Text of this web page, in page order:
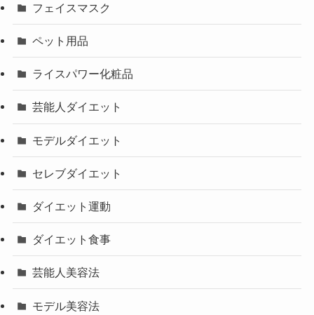
フェイスマスク
ペット用品
ライスパワー化粧品
芸能人ダイエット
モデルダイエット
セレブダイエット
ダイエット運動
ダイエット食事
芸能人美容法
モデル美容法